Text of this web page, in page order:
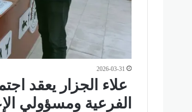
2026-03-31
علاء الجزار يعقد
الفرعية ومسؤولي